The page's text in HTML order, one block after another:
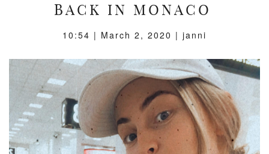
BACK IN MONACO
10:54 | March 2, 2020 | janni